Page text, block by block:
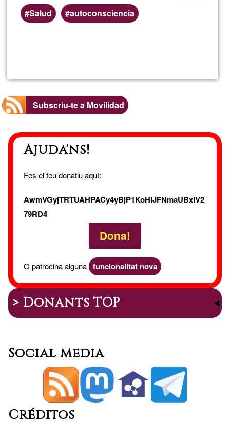
Salud
autoconsciencia
Subscriu-te a Movilidad
Ajuda'ns!
Fes el teu donatiu aquí:
AwmVGyjTRTUAHPACy4yBjP1KoHiJFNmaUBxiV2
79RD4
Dona!
O patrocina alguna funcionalitat nova
> Donants TOP
Social media
Créditos